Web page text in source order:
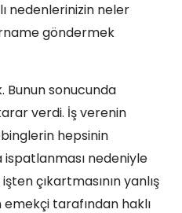
nedenlerinizin neler
göndermek
Bunun sonucunda
verdi. İş verenin
hepsinin
nedeniyle
çıkartmasının yanlış
tarafından haklı